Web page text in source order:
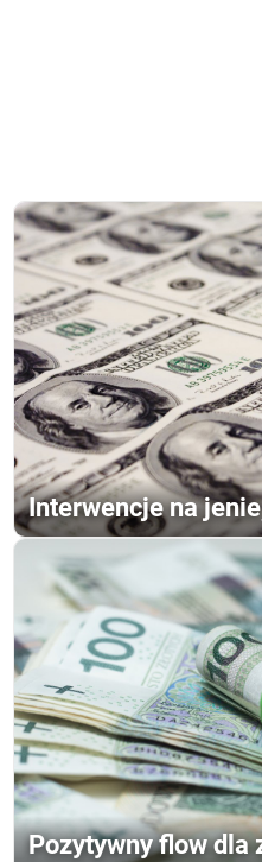
Interwencje na
Pozytywny flow dla